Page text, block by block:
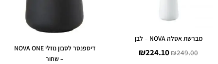
מברשת אסלה NOVA – לבן
₪249.00
₪224.10
דיספנסר לסבון נוזלי NOVA ONE
– שחור